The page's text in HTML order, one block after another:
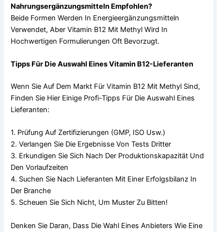
Nahrungsergänzungsmitteln Empfohlen?
Beide Formen Werden In Energieergänzungsmitteln
Verwendet, Aber Vitamin B12 Mit Methyl Wird In
Hochwertigen Formulierungen Oft Bevorzugt.
Tipps Für Die Auswahl Eines Vitamin B12-Lieferanten
Wenn Sie Auf Dem Markt Für Vitamin B12 Mit Methyl Sind,
Finden Sie Hier Einige Profi-Tipps Für Die Auswahl Eines
Lieferanten:
1. Prüfung Auf Zertifizierungen (GMP, ISO Usw.)
2. Verlangen Sie Die Ergebnisse Von Tests Dritter
3. Erkundigen Sie Sich Nach Der Produktionskapazität Und
Den Vorlaufzeiten
4. Suchen Sie Nach Lieferanten Mit Einer Erfolgsbilanz In
Der Branche
5. Scheuen Sie Sich Nicht, Um Muster Zu Bitten!
Denken Sie Daran, Dass Die Wahl Eines Anbieters Wie Eine